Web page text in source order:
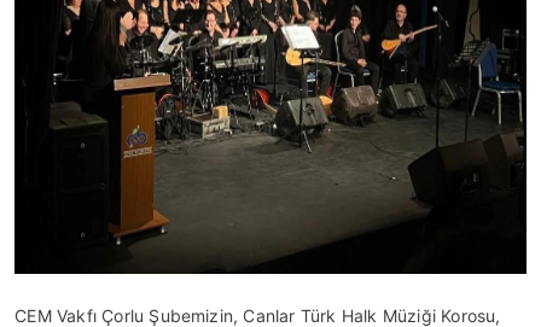
CEM Vakfı Çorlu Şubemizin, Canlar Türk Halk Müziği Korosu,